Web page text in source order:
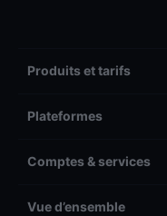
Produits et tarifs
Plateformes
Comptes & services
Vue d’ensemble